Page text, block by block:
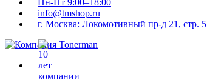
Пн-Пт 9:00–18:00
info@tmshop.ru
г. Москва: Локомотивный пр-д 21, стр. 5